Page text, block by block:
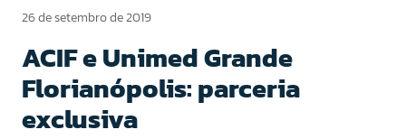
26 de setembro de 2019
ACIF e Unimed Grande
Florianópolis: parceria
exclusiva